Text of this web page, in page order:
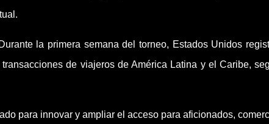
Durante la primera semana del torneo, Estados Unidos
de viajeros de América Latina y el Caribe,
para innovar y ampliar el acceso para aficionados,